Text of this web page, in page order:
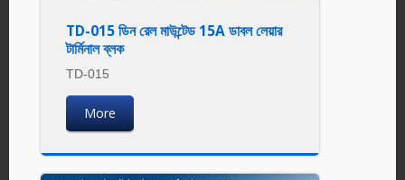
TD-015 ডিন রেল মাউন্টেড 15A ডাবল লেয়ার
টার্মিনাল ব্লক
TD-015
More